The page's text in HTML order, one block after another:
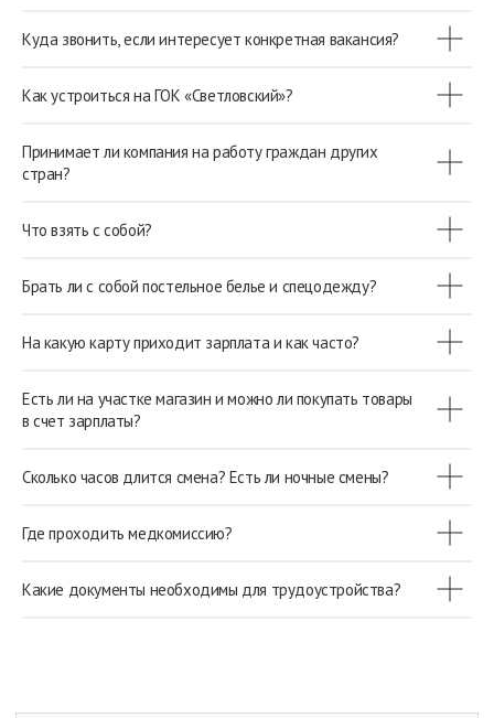
Куда звонить, если интересует конкретная вакансия?
Как устроиться на ГОК «Светловский»?
Принимает ли компания на работу граждан других
стран?
Что взять с собой?
Брать ли с собой постельное белье и спецодежду?
На какую карту приходит зарплата и как часто?
Есть ли на участке магазин и можно ли покупать товары
в счет зарплаты?
Сколько часов длится смена? Есть ли ночные смены?
Где проходить медкомиссию?
Какие документы необходимы для трудоустройства?